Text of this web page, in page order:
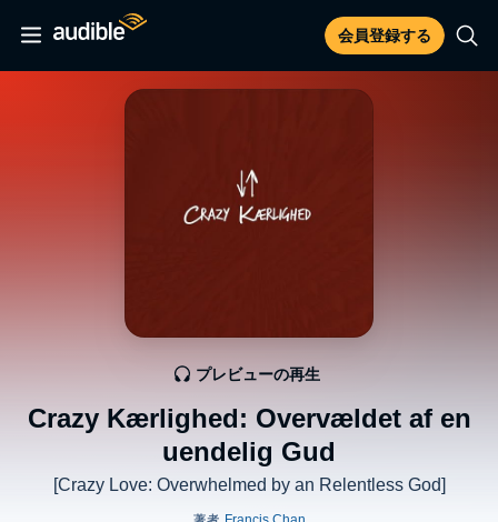
会員登録する
Crazy Kærlighed: Overvældet af en
uendelig Gud
[Crazy Love: Overwhelmed by an Relentless God]
プレビューの再生